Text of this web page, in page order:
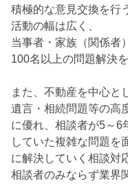
積極的な意見交換を行
活動の幅は広く、
当事者・家族（関係者
100名以上の問題解決
また、不動産を中心と
遺言・相続問題等の高
に優れ、相談者が5～6
していた複雑な問題を
に解決していく相談対
相談者のみならず業界